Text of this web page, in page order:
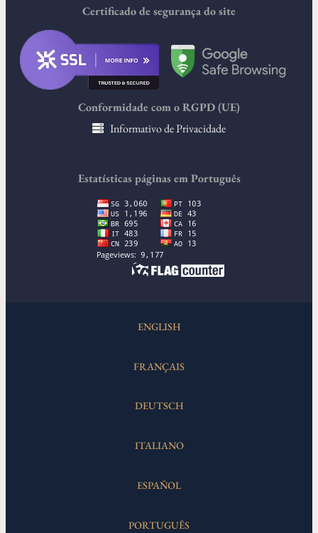
Certificado de segurança do site
Conformidade com o RGPD (UE)
Informativo de Privacidade
Estatísticas páginas em Português
ENGLISH
FRANÇAIS
DEUTSCH
ITALIANO
ESPAÑOL
PORTUGUÊS